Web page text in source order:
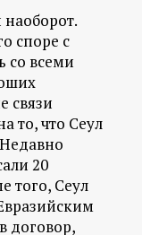
споре с
со всеми
связи
то, что Сеул
20
того, Сеул
договор,